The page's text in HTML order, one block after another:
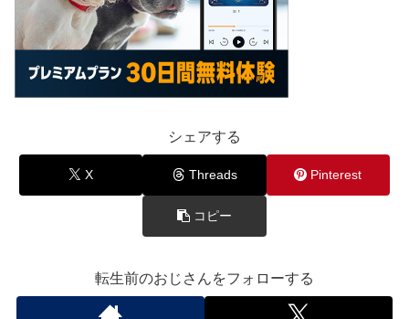
シェアする
X Threads Pinterest
コピー
転生前のおじさんをフォローする